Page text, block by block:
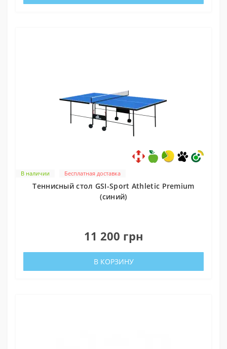
В наличии Бесплатная доставка
Теннисный стол GSI-Sport Athletic Premium
(синий)
11 200 грн
В КОРЗИНУ